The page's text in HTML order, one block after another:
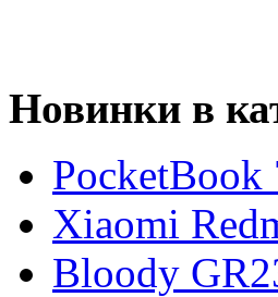
Новинки в
PocketBook
Xiaomi
Bloody